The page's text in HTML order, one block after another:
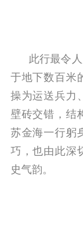
此行最令人
于地下数百米
操为运送兵力
壁砖交错，结
苏金海一行躬
巧，也由此深
史气韵。